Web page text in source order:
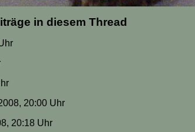
in diesem Thread
20:00 Uhr
20:18 Uhr